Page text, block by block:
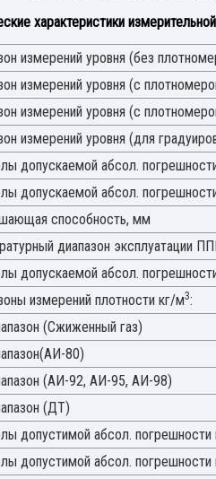
характеристики
измерений уровня (без
измерений уровня (с
измерений уровня (с
измерений уровня (для
допускаемой абсол.
допускаемой абсол.
способность, мм
диапазон эксплуатации
допускаемой абсол.
измерений плотности кг/м3:
(Сжиженный газ)
80)
(АИ-92, АИ-95, АИ-98)
(ДТ)
допустимой абсол. погрешности
допустимой абсол.